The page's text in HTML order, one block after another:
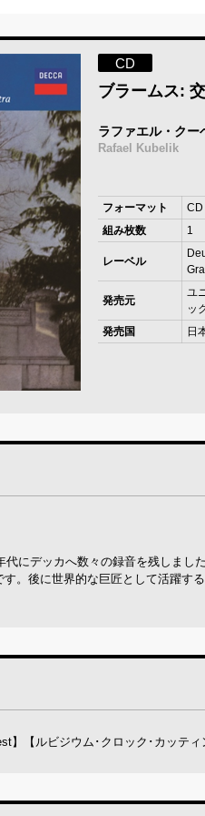
CD
ブラームス:
ラファエル・クー
Rafael Kubelik
フォーマット
CD
組み枚数
1
レーベル
発売元
ユ
ッ
発売国
日
にデッカへ数々の録音を残しまし
。後に世界的な巨匠として活躍す
】【ルビジウム･クロック･カッティ